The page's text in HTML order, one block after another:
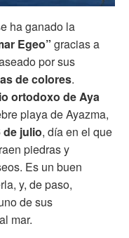
ha ganado la
Egeo” gracias a
por sus
de colores.
ortodoxo de Aya
playa de Ayazma,
de julio, día en el que
piedras y
Es un buen
y, de paso,
de sus
mar.